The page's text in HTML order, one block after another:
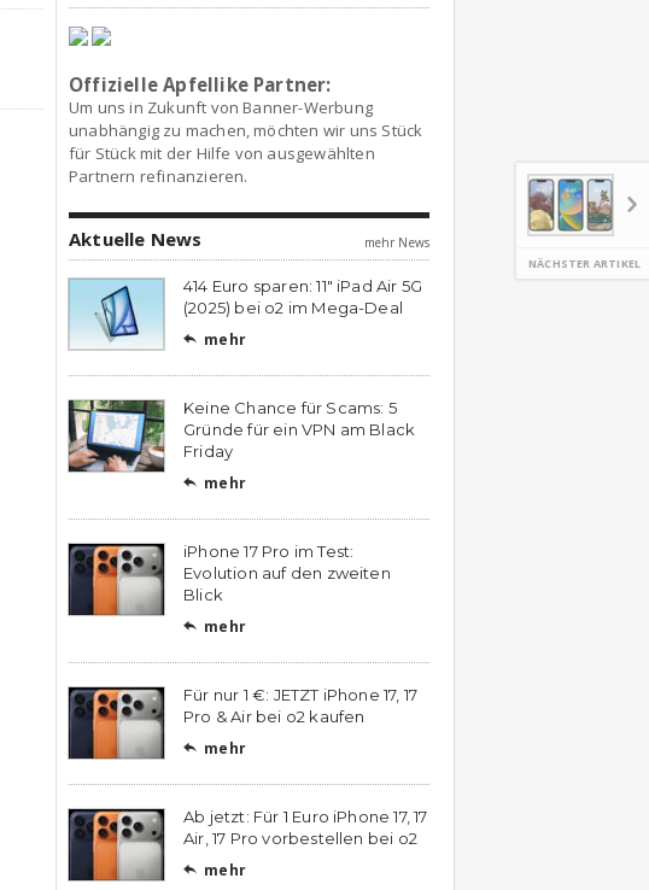
NÄCHSTER ARTIKEL
Offizielle Apfellike Partner:
Um uns in Zukunft von Banner-Werbung
unabhängig zu machen, möchten wir uns Stück
für Stück mit der Hilfe von ausgewählten
Partnern refinanzieren.
Aktuelle News mehr News
414 Euro sparen: 11″ iPad Air 5G
(2025) bei o2 im Mega-Deal
 mehr
Keine Chance für Scams: 5
Gründe für ein VPN am Black
Friday
 mehr
iPhone 17 Pro im Test:
Evolution auf den zweiten
Blick
 mehr
Für nur 1 €: JETZT iPhone 17, 17
Pro & Air bei o2 kaufen
 mehr
Ab jetzt: Für 1 Euro iPhone 17, 17
Air, 17 Pro vorbestellen bei o2
 mehr